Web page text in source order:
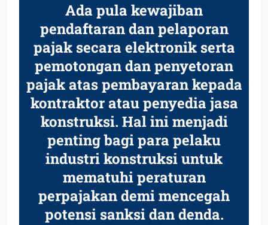
Ada pula kewajiban
pendaftaran dan pelaporan
pajak secara elektronik serta
pemotongan dan penyetoran
pajak atas pembayaran kepada
kontraktor atau penyedia jasa
konstruksi. Hal ini menjadi
penting bagi para pelaku
industri konstruksi untuk
mematuhi peraturan
perpajakan demi mencegah
potensi sanksi dan denda.